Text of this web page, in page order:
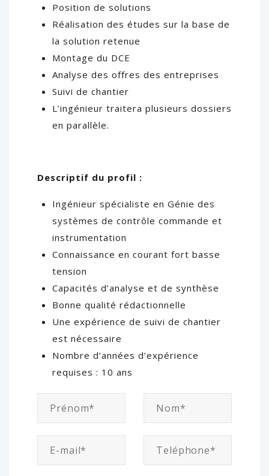
Position de solutions
Réalisation des études sur la base de
la solution retenue
Montage du DCE
Analyse des offres des entreprises
Suivi de chantier
L’ingénieur traitera plusieurs dossiers
en parallèle.
Descriptif du profil :
Ingénieur spécialiste en Génie des
systèmes de contrôle commande et
instrumentation
Connaissance en courant fort basse
tension
Capacités d’analyse et de synthèse
Bonne qualité rédactionnelle
Une expérience de suivi de chantier
est nécessaire
Nombre d’années d’expérience
requises : 10 ans